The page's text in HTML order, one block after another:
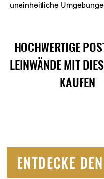
uneinheitliche
HOCHWERTIGE
LEINWÄNDE MIT
KAUFEN
ENTDECKE